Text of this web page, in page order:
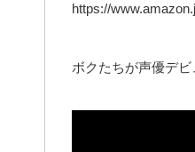
https://
ボクたちが声優デ